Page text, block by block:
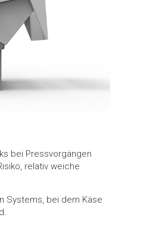
bei Pressvorgängen
relativ weiche
Systems, bei dem Käse